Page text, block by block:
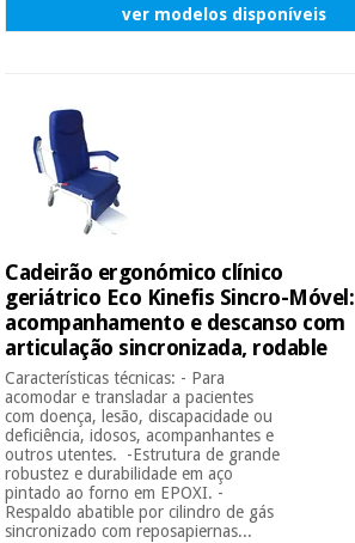
ver modelos disponíveis
Cadeirão ergonómico clínico
geriátrico Eco Kinefis Sincro-Móvel:
acompanhamento e descanso com
articulação sincronizada, rodable
Características técnicas: - Para
acomodar e transladar a pacientes
com doença, lesão, discapacidade ou
deficiência, idosos, acompanhantes e
outros utentes. -Estrutura de grande
robustez e durabilidade em aço
pintado ao forno em EPOXI. -
Respaldo abatible por cilindro de gás
sincronizado com reposapiernas...